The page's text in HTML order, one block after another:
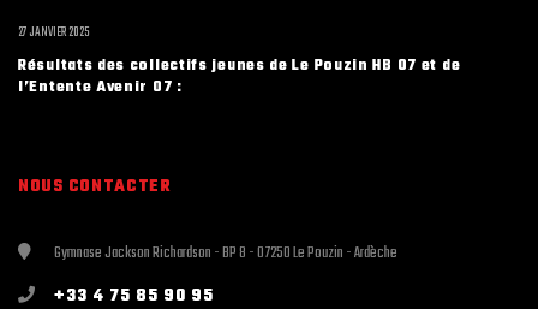
Résultats des collectifs jeunes de Le Pouzin HB 07 et de
l’Entente Avenir 07 :
27 JANVIER 2025
NOUS CONTACTER
Gymnase Jackson Richardson - BP 8 - 07250 Le Pouzin - Ardèche
+33 4 75 85 90 95